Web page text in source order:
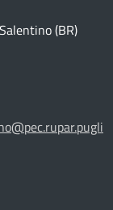
(BR)